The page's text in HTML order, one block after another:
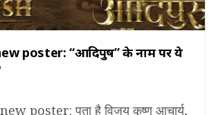
poster: “आदिपुरुष” के नाम पर ये
poster: पता है विजय कृष्ण आचार्य,